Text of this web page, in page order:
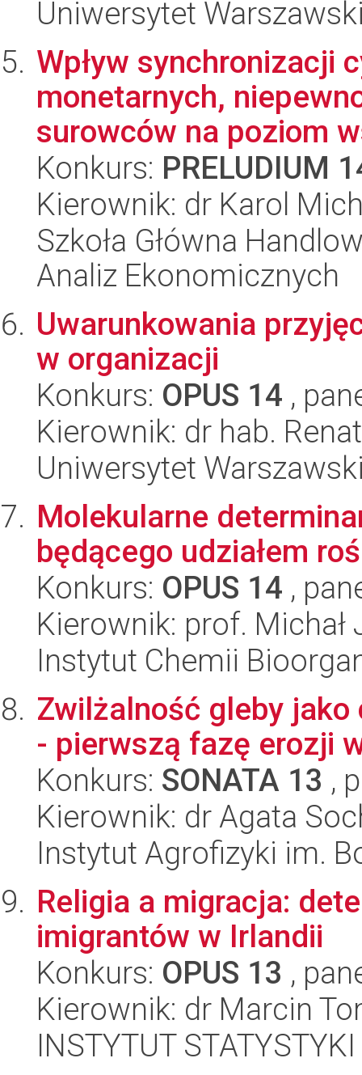
Uniwersytet
Wpływ synchronizacji
monetarnych,
surowców na poziom
Konkurs: PRELUDIUM
Kierownik: dr Karol
Szkoła Główna
Analiz Ekonomicznych
Uwarunkowania
w organizacji
Konkurs: OPUS 14 ,
Kierownik: dr hab.
Uniwersytet
Molekularne
będącego udziałem
Konkurs: OPUS 14 ,
Kierownik: prof. Michał
Instytut Chemii
Zwilżalność gleby
- pierwszą fazę erozji
Konkurs: SONATA 13 ,
Kierownik: dr Agata
Instytut Agrofizyki im.
Religia a migracja:
imigrantów w Irlandii
Konkurs: OPUS 13 ,
Kierownik: dr Marcin
INSTYTUT